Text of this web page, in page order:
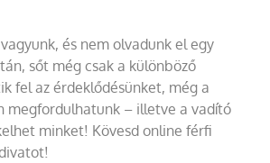
és nem olvadunk el egy
sőt még csak a különböző
fel az érdeklődésünket, még a
megfordulhatunk – illetve a vadító
minket! Kövesd online férfi